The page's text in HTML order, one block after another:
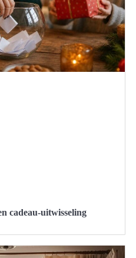
cadeau-uitwisseling